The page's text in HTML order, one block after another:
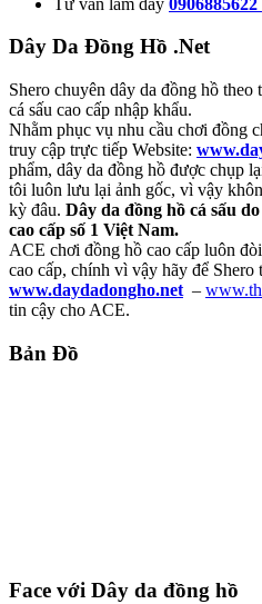
Dây Da Đồng Hồ .Net
Shero chuyên dây da đồng hồ theo
cá sấu cao cấp nhập khẩu.
Nhằm phục vụ nhu cầu chơi đồng
truy cập trực tiếp Website:
phẩm, dây da đồng hồ được chụp
tôi luôn lưu lại ảnh gốc, vì vậy
kỳ đâu. Dây da đồng hồ cá sấu
cao cấp số 1 Việt Nam.
ACE chơi đồng hồ cao cấp luôn
cao cấp, chính vì vậy hãy để Shero
www.daydadongho.net –
tin cậy cho ACE.
Bản Đồ
Face với Dây da đồng hồ